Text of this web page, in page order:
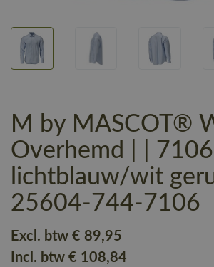
M by MASCOT®
Overhemd | | 7106
lichtblauw/wit
25604-744-7106
Excl. btw € 89,95
Incl. btw € 108,84